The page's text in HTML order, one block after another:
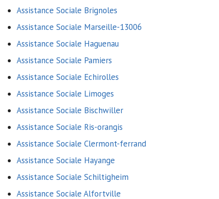
Assistance Sociale Brignoles
Assistance Sociale Marseille-13006
Assistance Sociale Haguenau
Assistance Sociale Pamiers
Assistance Sociale Echirolles
Assistance Sociale Limoges
Assistance Sociale Bischwiller
Assistance Sociale Ris-orangis
Assistance Sociale Clermont-ferrand
Assistance Sociale Hayange
Assistance Sociale Schiltigheim
Assistance Sociale Alfortville